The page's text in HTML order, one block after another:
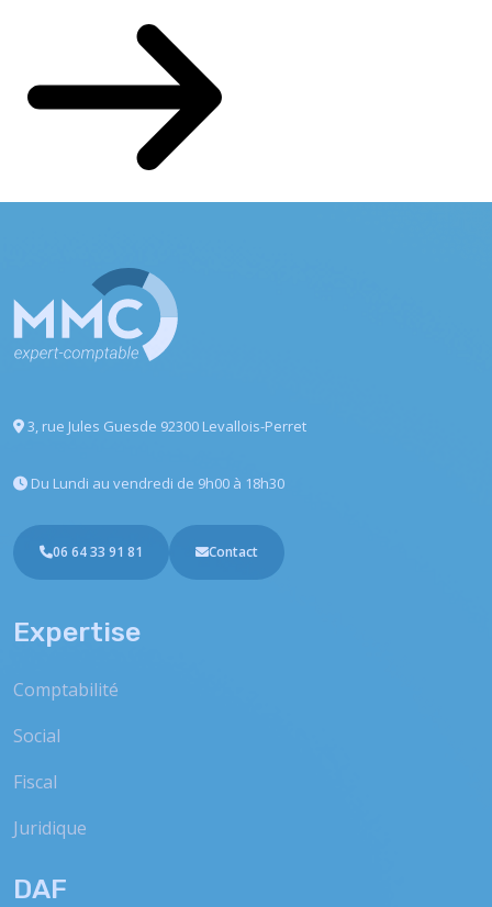
3, rue Jules Guesde 92300 Levallois-Perret
Du Lundi au vendredi de 9h00 à 18h30
06 64 33 91 81 Contact
Expertise
Comptabilité
Social
Fiscal
Juridique
DAF